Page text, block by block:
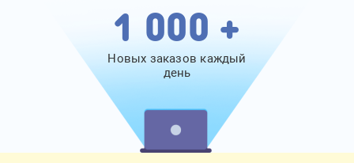
1 000 +
Новых заказов каждый
день